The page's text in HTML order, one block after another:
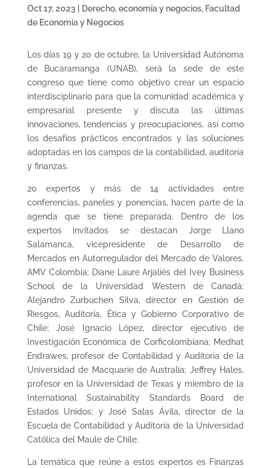
Oct 17, 2023 | Derecho, economía y negocios, Facultad
de Economía y Negocios
Los días 19 y 20 de octubre, la Universidad Autónoma
de Bucaramanga (UNAB), será la sede de este
congreso que tiene como objetivo crear un espacio
interdisciplinario para que la comunidad académica y
empresarial presente y discuta las últimas
innovaciones, tendencias y preocupaciones, así como
los desafíos prácticos encontrados y las soluciones
adoptadas en los campos de la contabilidad, auditoría
y finanzas.
20 expertos y más de 14 actividades entre
conferencias, paneles y ponencias, hacen parte de la
agenda que se tiene preparada. Dentro de los
expertos invitados se destacan Jorge Llano
Salamanca, vicepresidente de Desarrollo de
Mercados en Autorregulador del Mercado de Valores,
AMV Colombia; Diane Laure Arjaliès del Ivey Business
School de la Universidad Western de Canadá;
Alejandro Zurbuchen Silva, director en Gestión de
Riesgos, Auditoría, Ética y Gobierno Corporativo de
Chile; José Ignacio López, director ejecutivo de
Investigación Económica de Corficolombiana; Medhat
Endrawes, profesor de Contabilidad y Auditoría de la
Universidad de Macquarie de Australia; Jeffrey Hales,
profesor en la Universidad de Texas y miembro de la
International Sustainability Standards Board de
Estados Unidos; y José Salas Ávila, director de la
Escuela de Contabilidad y Auditoría de la Universidad
Católica del Maule de Chile.
La temática que reúne a estos expertos es Finanzas